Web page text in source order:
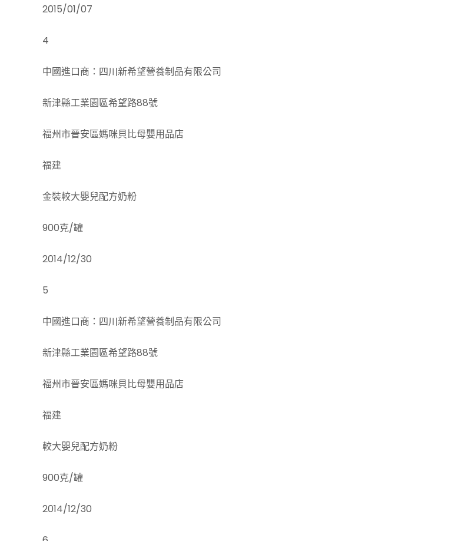
2015/01/07
4
中國進口商：四川新希望營養制品有限公司
新津縣工業園區希望路88號
福州市晉安區媽咪貝比母嬰用品店
福建
金裝較大嬰兒配方奶粉
900克/罐
2014/12/30
5
中國進口商：四川新希望營養制品有限公司
新津縣工業園區希望路88號
福州市晉安區媽咪貝比母嬰用品店
福建
較大嬰兒配方奶粉
900克/罐
2014/12/30